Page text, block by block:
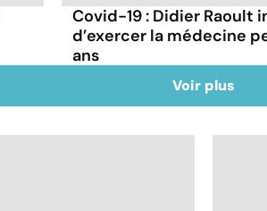
Covid-19 : Didier Raoult
d’exercer la médecine
ans
Voir plus